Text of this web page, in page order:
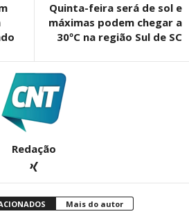
Quinta-feira será de sol e
máximas podem chegar a
30ºC na região Sul de SC
Redação
Mais do autor